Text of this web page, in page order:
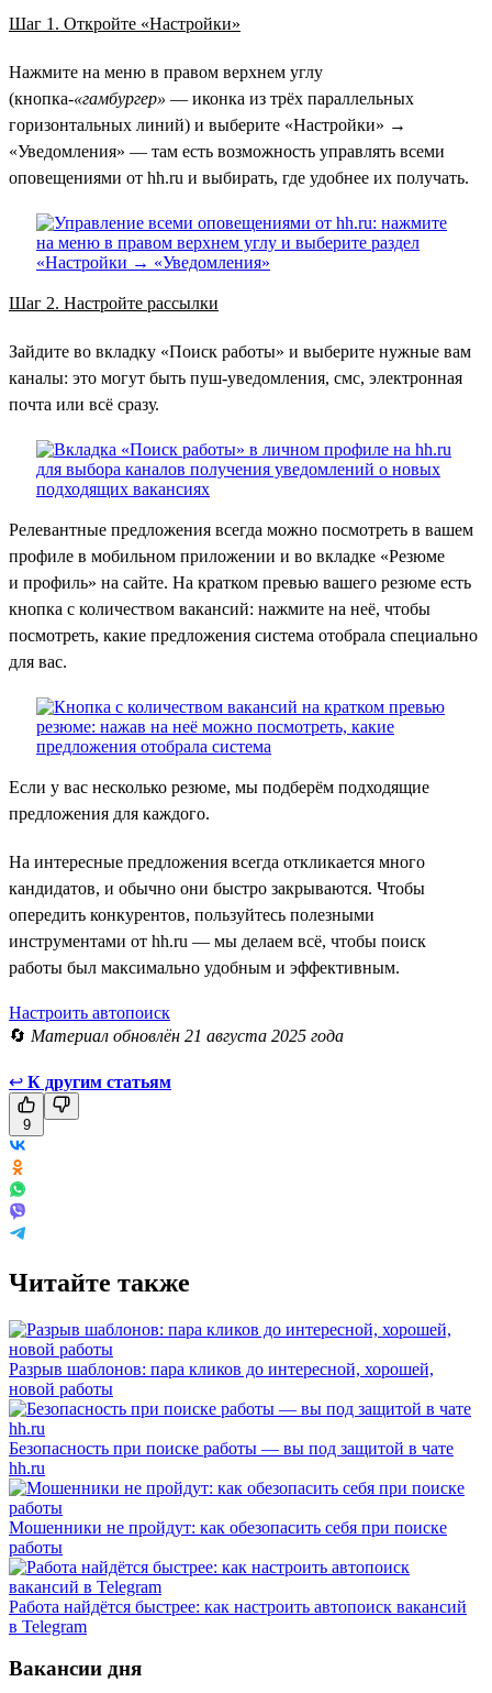
Шаг 1. Откройте «Настройки»
Нажмите на меню в правом верхнем углу
(кнопка-«гамбургер» — иконка из трёх параллельных
горизонтальных линий) и выберите «Настройки» →
«Уведомления» — там есть возможность управлять всеми
оповещениями от hh.ru и выбирать, где удобнее их получать.
Шаг 2. Настройте рассылки
Зайдите во вкладку «Поиск работы» и выберите нужные вам
каналы: это могут быть пуш-уведомления, смс, электронная
почта или всё сразу.
Релевантные предложения всегда можно посмотреть в вашем
профиле в мобильном приложении и во вкладке «Резюме
и профиль» на сайте. На кратком превью вашего резюме есть
кнопка с количеством вакансий: нажмите на неё, чтобы
посмотреть, какие предложения система отобрала специально
для вас.
Если у вас несколько резюме, мы подберём подходящие
предложения для каждого.
На интересные предложения всегда откликается много
кандидатов, и обычно они быстро закрываются. Чтобы
опередить конкурентов, пользуйтесь полезными
инструментами от hh.ru — мы делаем всё, чтобы поиск
работы был максимально удобным и эффективным.
Настроить автопоиск
🔄 Материал обновлён 21 августа 2025 года
↩ К другим статьям
9
Читайте также
Разрыв шаблонов: пара кликов до интересной, хорошей,
новой работы
Безопасность при поиске работы — вы под защитой в чате
hh.ru
Мошенники не пройдут: как обезопасить себя при поиске
работы
Работа найдётся быстрее: как настроить автопоиск вакансий
в Telegram
Вакансии дня